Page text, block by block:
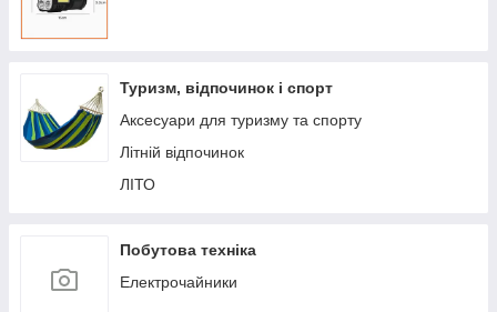
Туризм, відпочинок і спорт
Аксесуари для туризму та спорту
Літній відпочинок
ЛІТО
Побутова техніка
Електрочайники